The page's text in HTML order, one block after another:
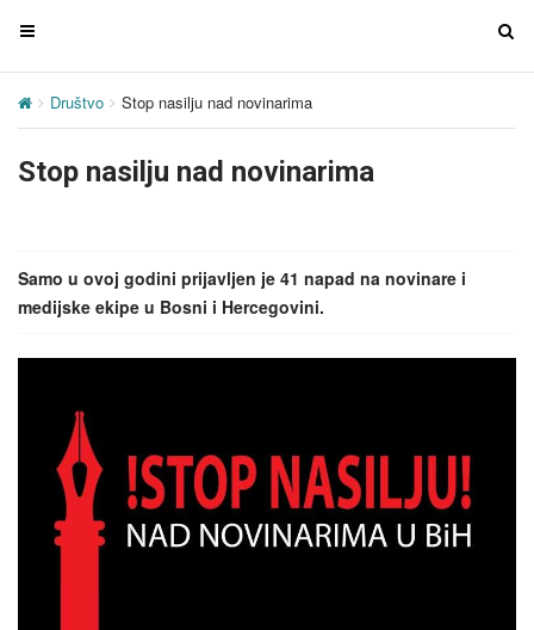
T
g
e
i
g
T
Društvo Stop nasilju nad novinarima
Stop nasilju nad novinarima
Samo u ovoj godini prijavljen je 41 napad na novinare i
medijske ekipe u Bosni i Hercegovini.